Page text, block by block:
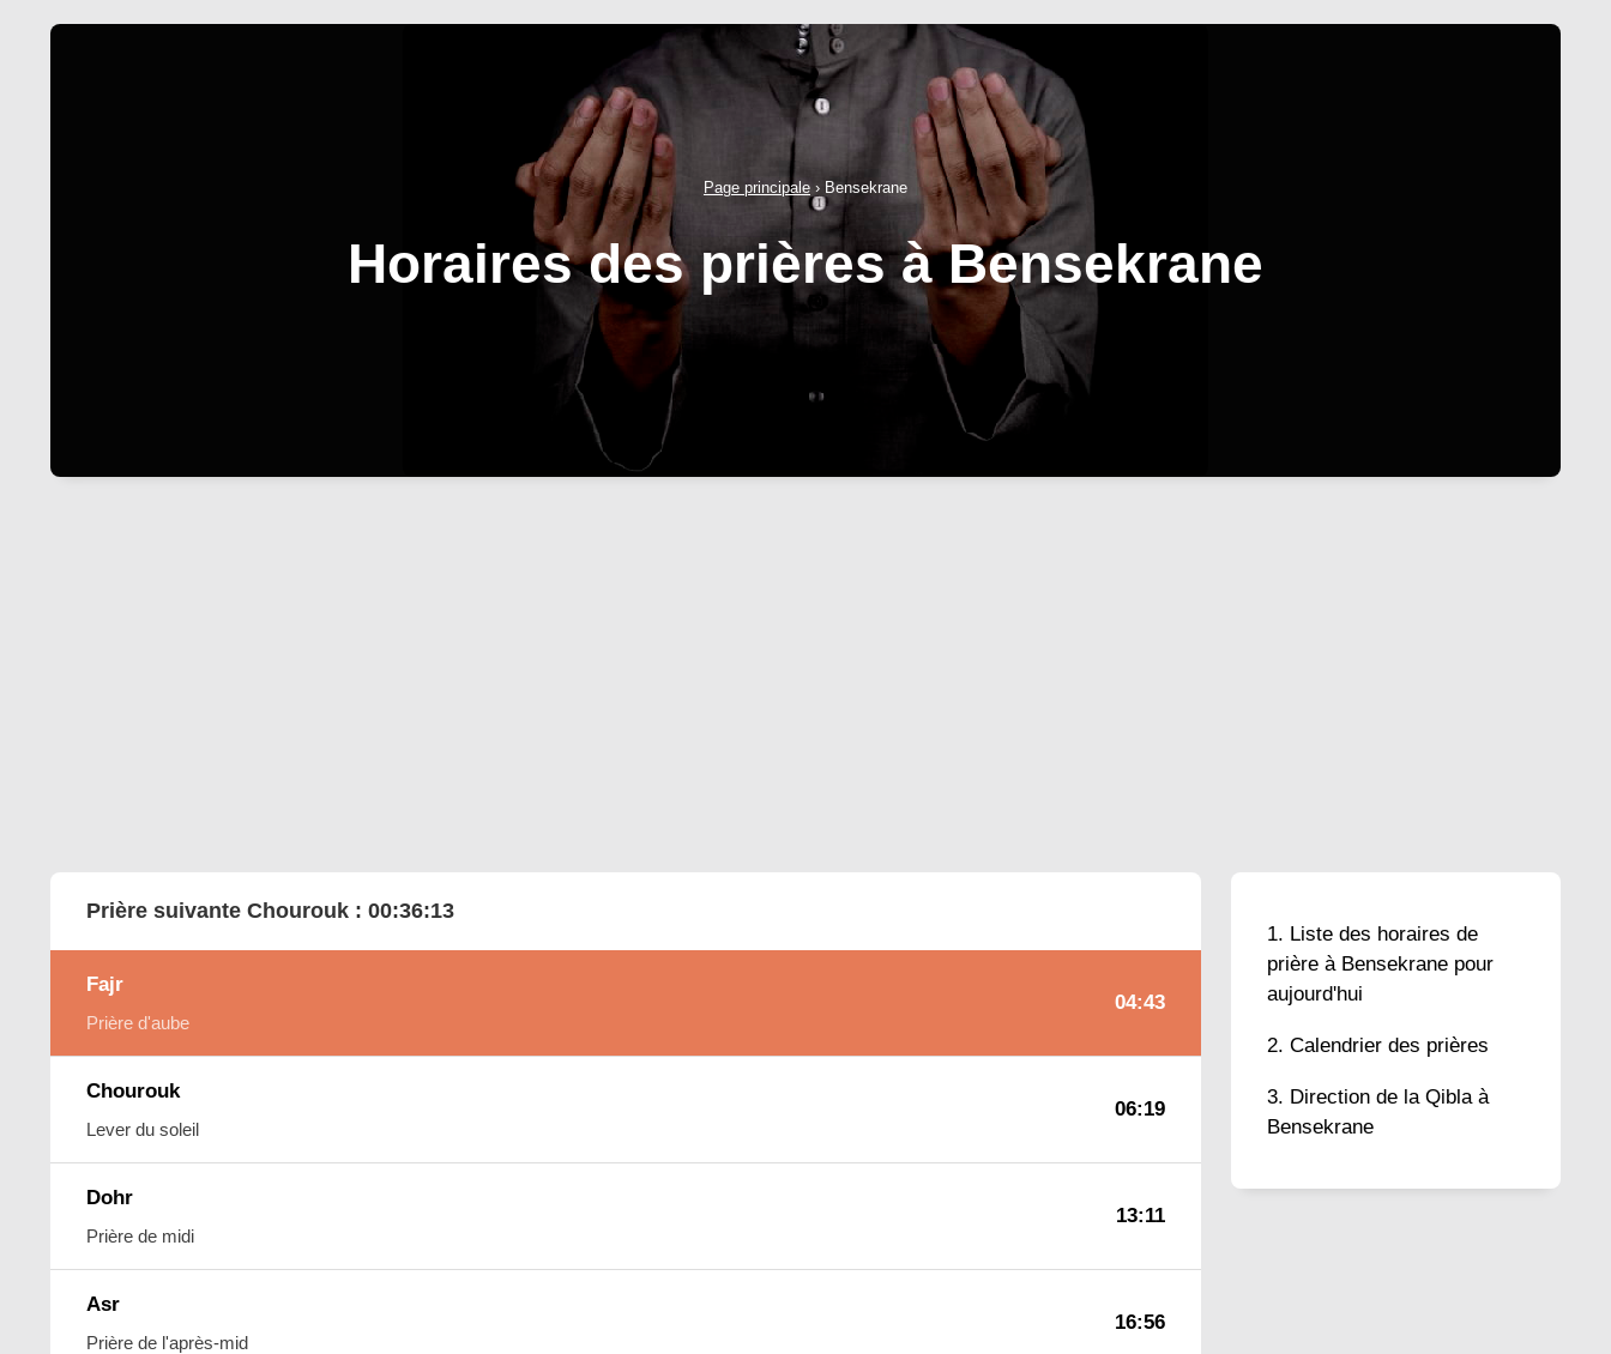
Page principale › Bensekrane
Horaires des prières à Bensekrane
Liste des horaires de
prière à Bensekrane pour
aujourd'hui
Calendrier des prières
Direction de la Qibla à
Bensekrane
Prière suivante Chourouk : 00:36:12
Fajr
Prière d'aube
04:43
Chourouk
Lever du soleil
06:19
Dohr
Prière de midi
13:11
Asr
Prière de l'après-mid
16:56